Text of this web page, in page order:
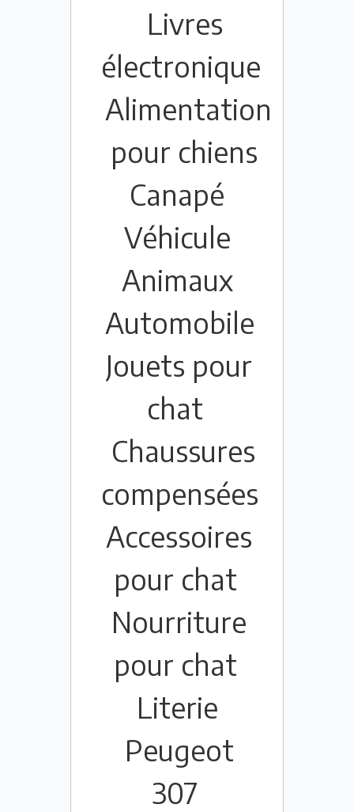
Livres
électronique
Alimentation
pour chiens
Canapé
Véhicule
Animaux
Automobile
Jouets pour
chat
Chaussures
compensées
Accessoires
pour chat
Nourriture
pour chat
Literie
Peugeot
307